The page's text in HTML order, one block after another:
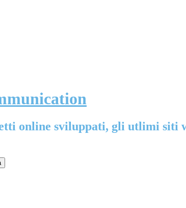
online sviluppati, gli utlimi siti